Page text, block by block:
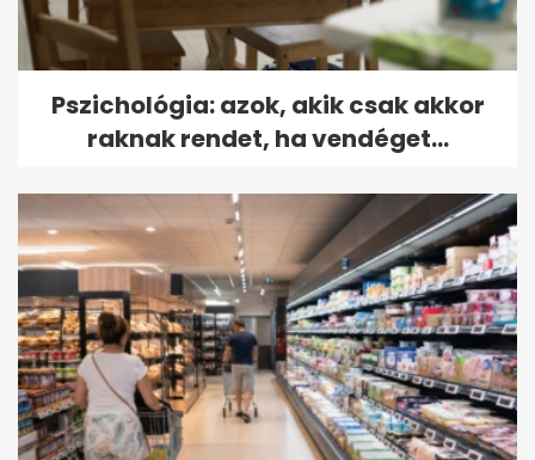
Pszichológia: azok, akik csak akkor
raknak rendet, ha vendéget...